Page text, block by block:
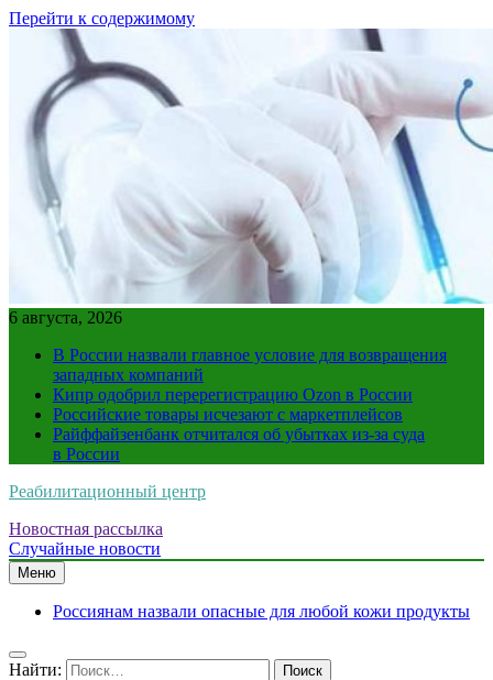
Перейти к содержимому
6 августа, 2026
В России назвали главное условие для возвращения
западных компаний
Кипр одобрил перерегистрацию Ozon в России
Российские товары исчезают с маркетплейсов
Райффайзенбанк отчитался об убытках из-за суда
в России
Реабилитационный центр
Новостная рассылка
Случайные новости
Меню
Россиянам назвали опасные для любой кожи продукты
Найти: